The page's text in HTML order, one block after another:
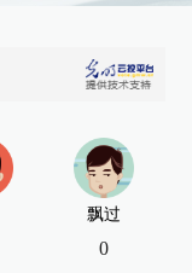
飘过
0